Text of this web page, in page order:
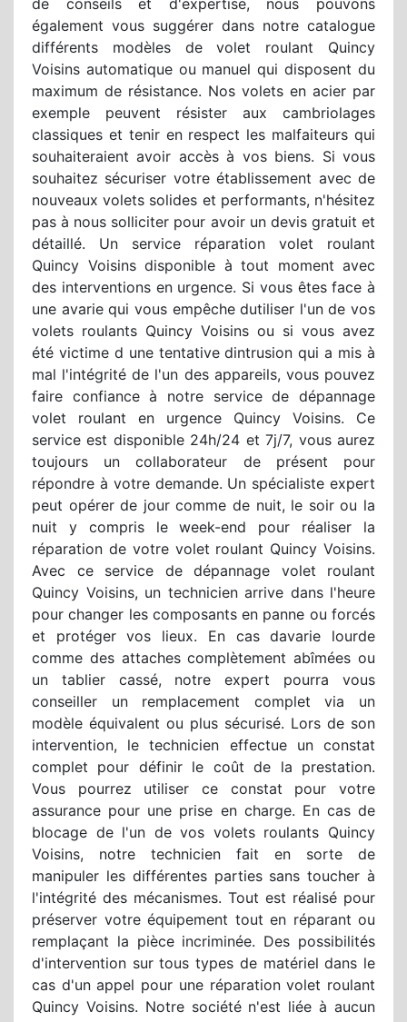
également vous suggérer dans notre catalogue
différents modèles de volet roulant Quincy
Voisins automatique ou manuel qui disposent du
maximum de résistance. Nos volets en acier par
exemple peuvent résister aux cambriolages
classiques et tenir en respect les malfaiteurs qui
souhaiteraient avoir accès à vos biens. Si vous
souhaitez sécuriser votre établissement avec de
nouveaux volets solides et performants, n'hésitez
pas à nous solliciter pour avoir un devis gratuit et
détaillé. Un service réparation volet roulant
Quincy Voisins disponible à tout moment avec
des interventions en urgence. Si vous êtes face à
une avarie qui vous empêche dutiliser l'un de vos
volets roulants Quincy Voisins ou si vous avez
été victime d une tentative dintrusion qui a mis à
mal l'intégrité de l'un des appareils, vous pouvez
faire confiance à notre service de dépannage
volet roulant en urgence Quincy Voisins. Ce
service est disponible 24h/24 et 7j/7, vous aurez
toujours un collaborateur de présent pour
répondre à votre demande. Un spécialiste expert
peut opérer de jour comme de nuit, le soir ou la
nuit y compris le week-end pour réaliser la
réparation de votre volet roulant Quincy Voisins.
Avec ce service de dépannage volet roulant
Quincy Voisins, un technicien arrive dans l'heure
pour changer les composants en panne ou forcés
et protéger vos lieux. En cas davarie lourde
comme des attaches complètement abîmées ou
un tablier cassé, notre expert pourra vous
conseiller un remplacement complet via un
modèle équivalent ou plus sécurisé. Lors de son
intervention, le technicien effectue un constat
complet pour définir le coût de la prestation.
Vous pourrez utiliser ce constat pour votre
assurance pour une prise en charge. En cas de
blocage de l'un de vos volets roulants Quincy
Voisins, notre technicien fait en sorte de
manipuler les différentes parties sans toucher à
l'intégrité des mécanismes. Tout est réalisé pour
préserver votre équipement tout en réparant ou
remplaçant la pièce incriminée. Des possibilités
d'intervention sur tous types de matériel dans le
cas d'un appel pour une réparation volet roulant
Quincy Voisins. Notre société n'est liée à aucun